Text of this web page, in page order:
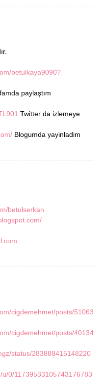
betulkaya9090?
paylaştım
Twitter da izlemeye
Blogumda yayinladim
betulserkan
cigdemehmet/posts/51063
cigdemehmet/posts/40134
status/283888415148220
0/11739533105743176783